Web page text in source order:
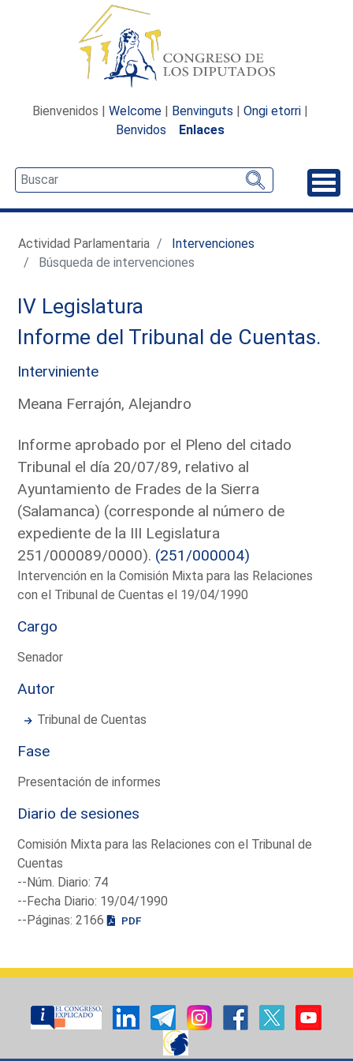
Bienvenidos | Welcome | Benvinguts | Ongi etorri |
Benvidos
Enlaces
Actividad Parlamentaria
Intervenciones
Búsqueda de intervenciones
IV Legislatura
Informe del Tribunal de Cuentas.
Interviniente
Meana Ferrajón, Alejandro
Informe aprobado por el Pleno del citado
Tribunal el día 20/07/89, relativo al
Ayuntamiento de Frades de la Sierra
(Salamanca) (corresponde al número de
expediente de la III Legislatura
251/000089/0000). (251/000004)
Intervención en la Comisión Mixta para las Relaciones
con el Tribunal de Cuentas el 19/04/1990
Cargo
Senador
Autor
Tribunal de Cuentas
Fase
Presentación de informes
Diario de sesiones
Comisión Mixta para las Relaciones con el Tribunal de
Cuentas
--Núm. Diario: 74
--Fecha Diario: 19/04/1990
--Páginas: 2166
PDF